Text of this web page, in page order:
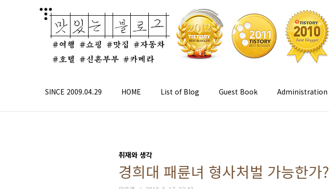
SINCE 2009.04.29 HOME List of Blog Guest Book Administration
취재와 생각
경희대 패륜녀 형사처벌 가능한가?